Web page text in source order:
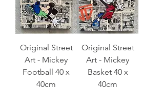
Original Street
Art - Mickey
Football 40 x
40cm
Original Street
Art - Mickey
Basket 40 x
40cm